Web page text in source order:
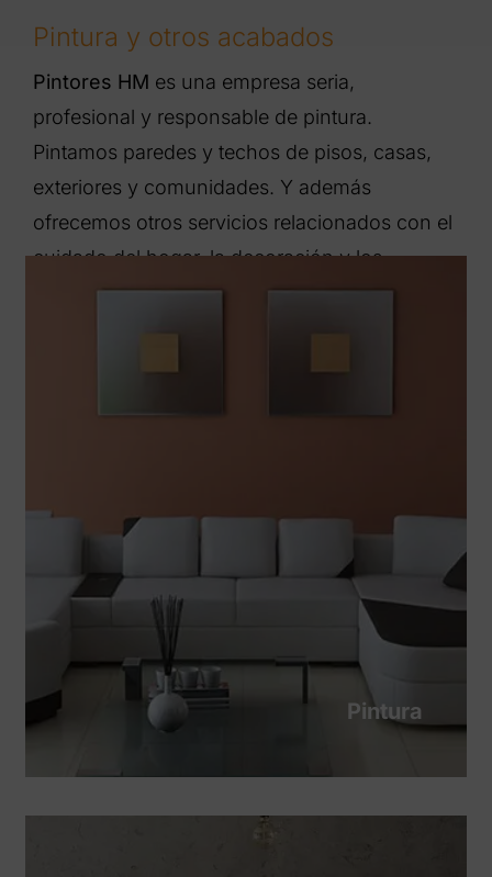
Pintura y otros acabados
Pintores HM es una empresa seria,
profesional y responsable de pintura.
Pintamos paredes y techos de pisos, casas,
exteriores y comunidades. Y además
ofrecemos otros servicios relacionados con el
cuidado del hogar, la decoración y los
acabados decorativos.
Pintura